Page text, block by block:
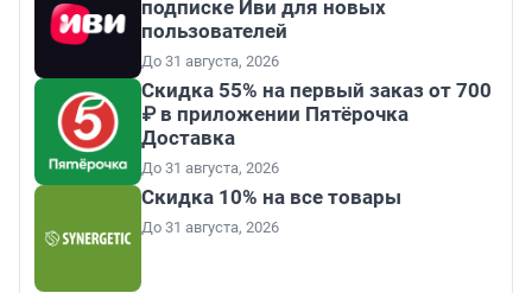
подписке Иви для новых
пользователей
До 31 августа, 2026
Скидка 55% на первый заказ от 700
₽ в приложении Пятёрочка
Доставка
До 31 августа, 2026
Скидка 10% на все товары
До 31 августа, 2026